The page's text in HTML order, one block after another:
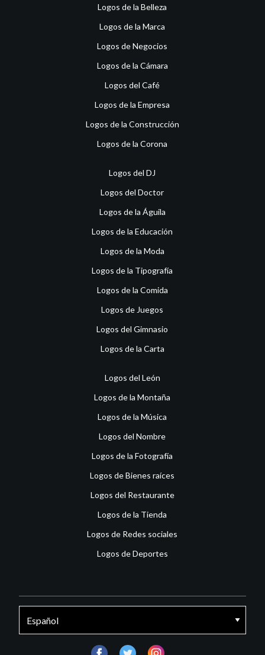
Logos de la Belleza
Logos de la Marca
Logos de Negocios
Logos de la Cámara
Logos del Café
Logos de la Empresa
Logos de la Construcción
Logos de la Corona
Logos del DJ
Logos del Doctor
Logos de la Águila
Logos de la Educación
Logos de la Moda
Logos de la Tipografía
Logos de la Comida
Logos de Juegos
Logos del Gimnasio
Logos de la Carta
Logos del León
Logos de la Montaña
Logos de la Música
Logos del Nombre
Logos de la Fotografía
Logos de Bienes raíces
Logos del Restaurante
Logos de la Tienda
Logos de Redes sociales
Logos de Deportes
facebooktwitter instagram